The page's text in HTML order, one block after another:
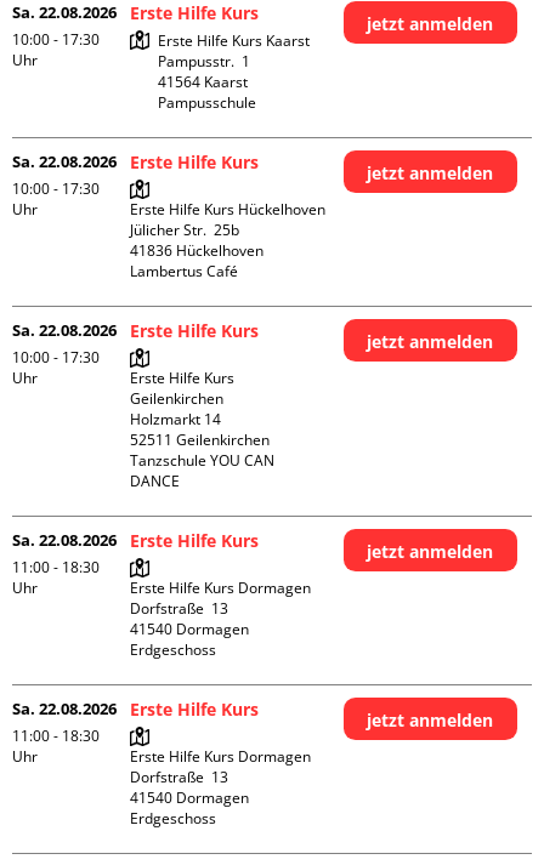
Sa. 22.08.2026
10:00 - 17:30
Uhr
Erste Hilfe Kurs
Erste Hilfe Kurs Kaarst
Pampusstr.  1
41564 Kaarst
Pampusschule
jetzt anmelden
Sa. 22.08.2026
10:00 - 17:30
Uhr
Erste Hilfe Kurs
Erste Hilfe Kurs Hückelhoven
Jülicher Str.  25b
41836 Hückelhoven
Lambertus Café
jetzt anmelden
Sa. 22.08.2026
10:00 - 17:30
Uhr
Erste Hilfe Kurs
Erste Hilfe Kurs
Geilenkirchen
Holzmarkt 14
52511 Geilenkirchen
Tanzschule YOU CAN
DANCE
jetzt anmelden
Sa. 22.08.2026
11:00 - 18:30
Uhr
Erste Hilfe Kurs
Erste Hilfe Kurs Dormagen
Dorfstraße  13
41540 Dormagen
Erdgeschoss
jetzt anmelden
Sa. 22.08.2026
11:00 - 18:30
Uhr
Erste Hilfe Kurs
Erste Hilfe Kurs Dormagen
Dorfstraße  13
41540 Dormagen
Erdgeschoss
jetzt anmelden